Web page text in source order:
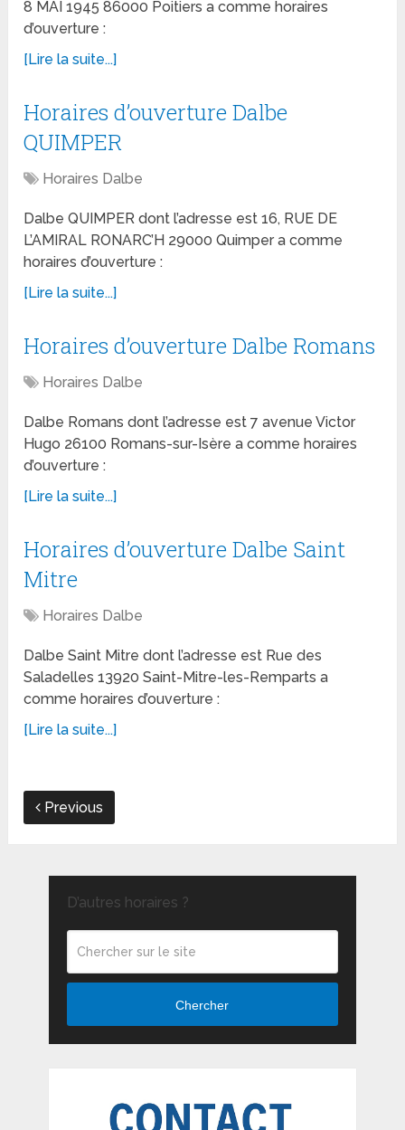
8 MAI 1945 86000 Poitiers a comme horaires
d’ouverture :
[Lire la suite...]
Horaires d’ouverture Dalbe
QUIMPER
Horaires Dalbe
Dalbe QUIMPER dont l’adresse est 16, RUE DE
L’AMIRAL RONARC’H 29000 Quimper a comme
horaires d’ouverture :
[Lire la suite...]
Horaires d’ouverture Dalbe Romans
Horaires Dalbe
Dalbe Romans dont l’adresse est 7 avenue Victor
Hugo 26100 Romans-sur-Isère a comme horaires
d’ouverture :
[Lire la suite...]
Horaires d’ouverture Dalbe Saint
Mitre
Horaires Dalbe
Dalbe Saint Mitre dont l’adresse est Rue des
Saladelles 13920 Saint-Mitre-les-Remparts a
comme horaires d’ouverture :
[Lire la suite...]
Previous
D’autres horaires ?
Chercher